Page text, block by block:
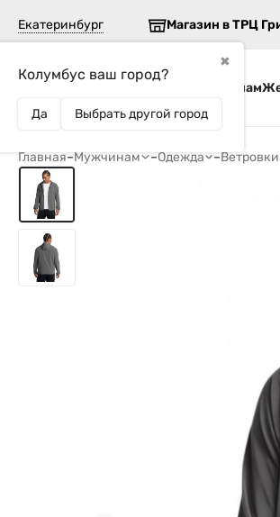
Екатеринбург
✖
Колумбус ваш город?
Да Выбрать другой город
Магазин в ТРЦ
Мужчинам
Главная–Мужчинам –Одежда –Ветровки